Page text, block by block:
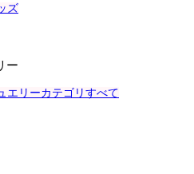
ズ
ー
エリーカテゴリすべて